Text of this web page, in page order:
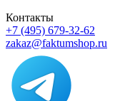
Контакты
+7 (495) 679-32-62
zakaz@faktumshop.ru